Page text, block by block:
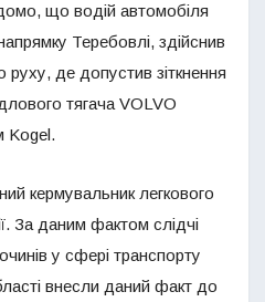
що водій автомобіля
Теребовлі, здійснив
руху, де допустив зіткнення
тягача VOLVO
Kogel.
кермувальник легкового
За даним фактом слідчі
у сфері транспорту
внесли даний факт до